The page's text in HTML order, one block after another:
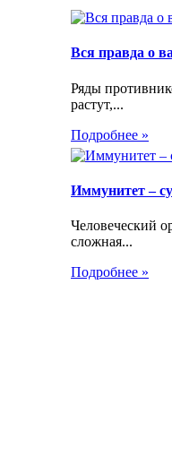
Вся правда о
Ряды
растут,...
Подробнее »
Иммунитет –
Человеческий
сложная...
Подробнее »